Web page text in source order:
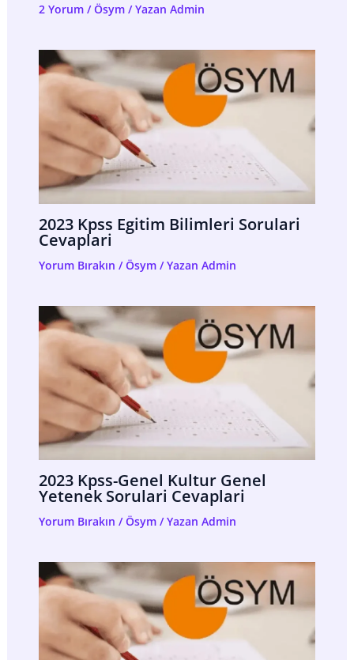
2 Yorum /Ösym/ Yazan Admin
2023 Kpss Egitim Bilimleri Sorulari
Cevaplari
Yorum Bırakın /Ösym/ Yazan Admin
2023 Kpss-Genel Kultur Genel
Yetenek Sorulari Cevaplari
Yorum Bırakın /Ösym/ Yazan Admin